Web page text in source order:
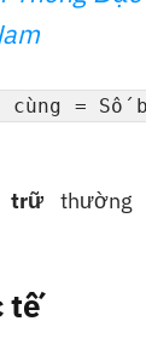
cùng = Số
trữ
tế